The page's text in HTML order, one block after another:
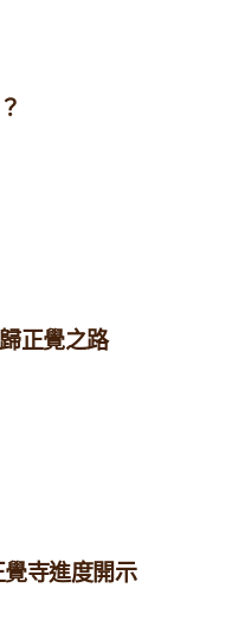
正覺之路
寺進度開示